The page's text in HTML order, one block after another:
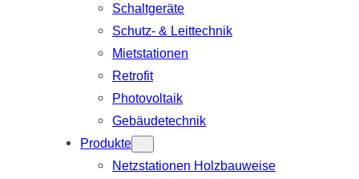
Schaltgeräte
Schutz- & Leittechnik
Mietstationen
Retrofit
Photovoltaik
Gebäudetechnik
Produkte
Netzstationen Holzbauweise